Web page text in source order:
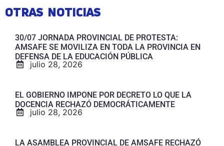
OTRAS NOTICIAS
30/07 JORNADA PROVINCIAL DE PROTESTA:
AMSAFE SE MOVILIZA EN TODA LA PROVINCIA EN
DEFENSA DE LA EDUCACIÓN PÚBLICA
julio 28, 2026
EL GOBIERNO IMPONE POR DECRETO LO QUE LA
DOCENCIA RECHAZÓ DEMOCRÁTICAMENTE
julio 28, 2026
LA ASAMBLEA PROVINCIAL DE AMSAFE RECHAZÓ